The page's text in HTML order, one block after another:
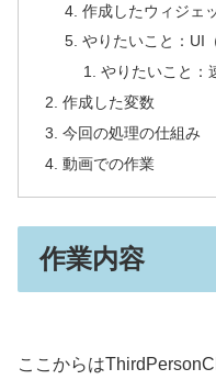
作成したウィジェ
やりたいこと：UI
やりたいこと：
作成した変数
今回の処理の仕組み
動画での作業
作業内容
ここからは